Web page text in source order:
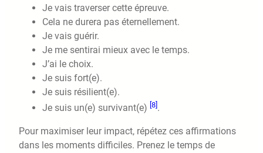
Je vais traverser cette épreuve.
Cela ne durera pas éternellement.
Je vais guérir.
Je me sentirai mieux avec le temps.
J’ai le choix.
Je suis fort(e).
Je suis résilient(e).
Je suis un(e) survivant(e) [8] .
Pour maximiser leur impact, répétez ces affirmations
dans les moments difficiles. Prenez le temps de